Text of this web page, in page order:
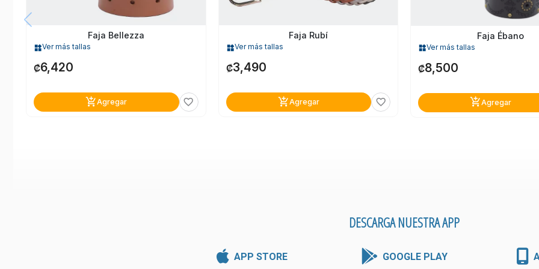
Faja Bellezza
widgetsVer más tallas
₡6,420
add_shopping_cartAgregar favorite_border
Faja Rubí
widgetsVer más tallas
₡3,490
add_shopping_cartAgregar favorite_border
Faja Ébano
widgetsVer más tallas
₡8,500
add_shopping_cartAgregar
DESCARGA NUESTRA APP
APP STORE GOOGLE PLAY